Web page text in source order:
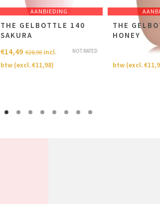
AANBIEDING
THE GELBOTTLE 140
SAKURA
NOT RATED
€28,98
€14,49
incl.
btw (excl.€11,98)
THE
HONEY
28,98
btw (excl.€